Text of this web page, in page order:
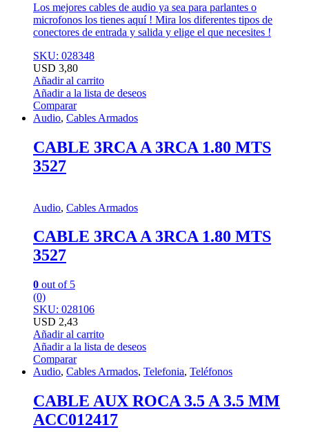
Los mejores cables de audio ya sea para parlantes o
microfonos los tienes aquí ! Mira los diferentes tipos de
conectores de entrada y salida y elige el que necesites !
SKU: 028348
USD 3,80
Añadir al carrito
Añadir a la lista de deseos
Comparar
Audio, Cables Armados
CABLE 3RCA A 3RCA 1.80 MTS
3527
Audio, Cables Armados
CABLE 3RCA A 3RCA 1.80 MTS
3527
0 out of 5
(0)
SKU: 028106
USD 2,43
Añadir al carrito
Añadir a la lista de deseos
Comparar
Audio, Cables Armados, Telefonia, Teléfonos
CABLE AUX ROCA 3.5 A 3.5 MM
ACC012417